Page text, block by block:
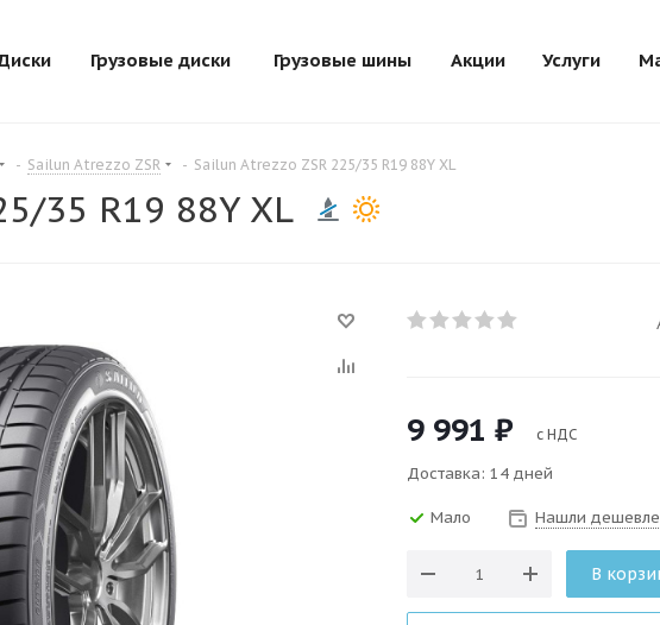
Грузовые диски Грузовые шины Акции Услуги
- Sailun Atrezzo ZSR - Sailun Atrezzo ZSR 225/35 R19 88Y XL
35 R19 88Y XL
9 991 ₽ с НДС
Доставка: 14 дней
Мало Нашли
В